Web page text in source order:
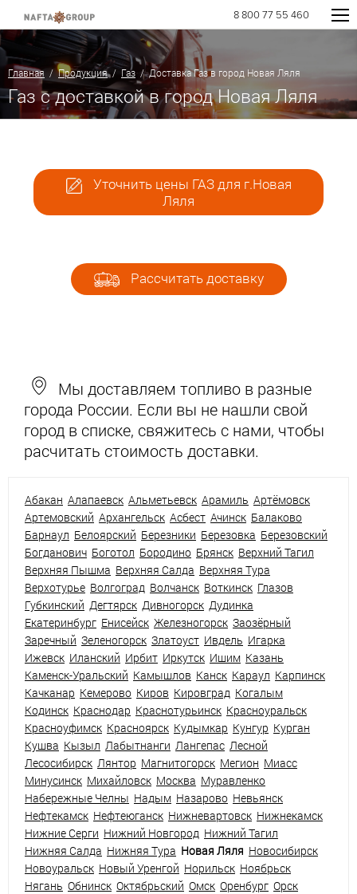
8 800 77 55 460
Главная /Продукция/ Газ / Доставка Газ в город Новая Ляля
Газ с доставкой в город Новая Ляля
Уточнить цены ГАЗ для г.Новая
Ляля
Рассчитать доставку
Мы доставляем топливо в разные
города России. Если вы не нашли свой
город в списке, свяжитесь с нами, чтобы
расчитать стоимость доставки.
Абакан Алапаевск Альметьевск Арамиль Артёмовск
Артемовский Архангельск Асбест Ачинск Балаково
Барнаул Белоярский Березники Березовка Березовский
Богданович Боготол Бородино Брянск Верхний Тагил
Верхняя Пышма Верхняя Салда Верхняя Тура
Верхотурье Волгоград Волчанск Воткинск Глазов
Губкинский Дегтярск Дивногорск Дудинка
Екатеринбург Енисейск Железногорск Заозёрный
Заречный Зеленогорск Златоуст Ивдель Игарка
Ижевск Иланский Ирбит Иркутск Ишим Казань
Каменск-Уральский Камышлов Канск Караул Карпинск
Качканар Кемерово Киров Кировград Когалым
Кодинск Краснодар Краснотурьинск Красноуральск
Красноуфимск Красноярск Кудымкар Кунгур Курган
Кушва Кызыл Лабытнанги Лангепас Лесной
Лесосибирск Лянтор Магнитогорск Мегион Миасс
Минусинск Михайловск Москва Муравленко
Набережные Челны Надым Назарово Невьянск
Нефтекамск Нефтеюганск Нижневартовск Нижнекамск
Нижние Серги Нижний Новгород Нижний Тагил
Нижняя Салда Нижняя Тура Новая Ляля Новосибирск
Новоуральск Новый Уренгой Норильск Ноябрьск
Нягань Обнинск Октябрьский Омск Оренбург Орск